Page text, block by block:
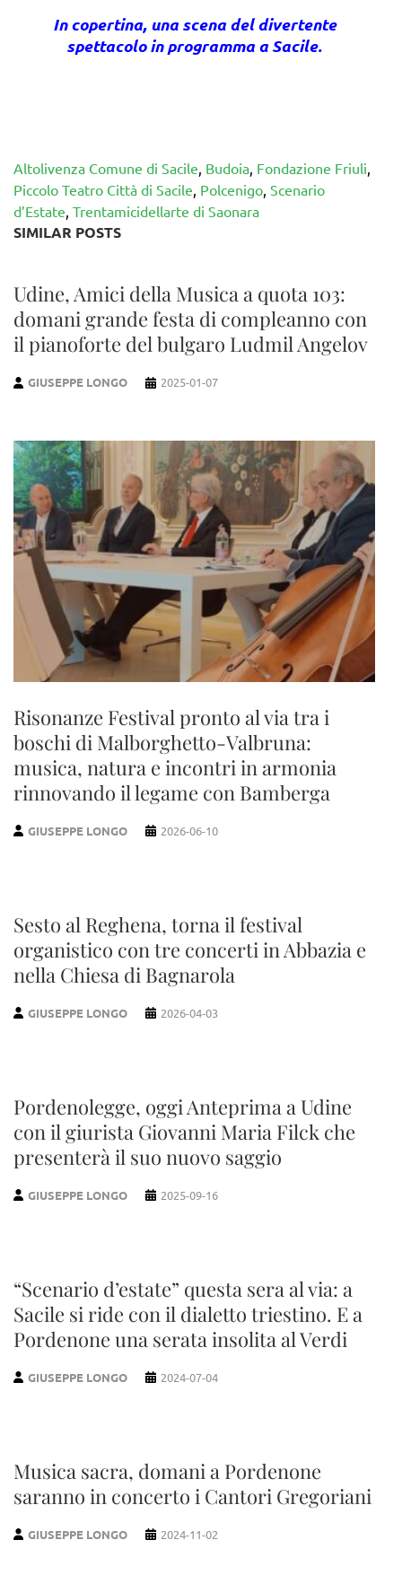
In copertina, una scena del divertente
spettacolo in programma a Sacile.
Altolivenza Comune di Sacile, Budoia, Fondazione Friuli,
Piccolo Teatro Città di Sacile, Polcenigo, Scenario
d’Estate, Trentamicidellarte di Saonara
SIMILAR POSTS
Udine, Amici della Musica a quota 103:
domani grande festa di compleanno con
il pianoforte del bulgaro Ludmil Angelov
GIUSEPPE LONGO 2025-01-07
Risonanze Festival pronto al via tra i
boschi di Malborghetto-Valbruna:
musica, natura e incontri in armonia
rinnovando il legame con Bamberga
GIUSEPPE LONGO 2026-06-10
Sesto al Reghena, torna il festival
organistico con tre concerti in Abbazia e
nella Chiesa di Bagnarola
GIUSEPPE LONGO 2026-04-03
Pordenolegge, oggi Anteprima a Udine
con il giurista Giovanni Maria Filck che
presenterà il suo nuovo saggio
GIUSEPPE LONGO 2025-09-16
“Scenario d’estate” questa sera al via: a
Sacile si ride con il dialetto triestino. E a
Pordenone una serata insolita al Verdi
GIUSEPPE LONGO 2024-07-04
Musica sacra, domani a Pordenone
saranno in concerto i Cantori Gregoriani
GIUSEPPE LONGO 2024-11-02